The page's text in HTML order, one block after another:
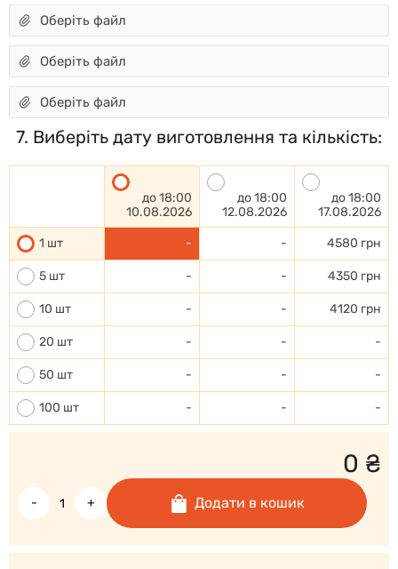
Оберіть файл
Оберіть файл
Оберіть файл
7. Виберіть дату виготовлення та кількість:
до 18:00
10.08.2026
до 18:00
12.08.2026
до 18:00
17.08.2026
1 шт - - 4580 грн
5 шт - - 4350 грн
10 шт - - 4120 грн
20 шт - - -
50 шт - - -
100 шт - - -
0 ₴
- + Додати в кошик